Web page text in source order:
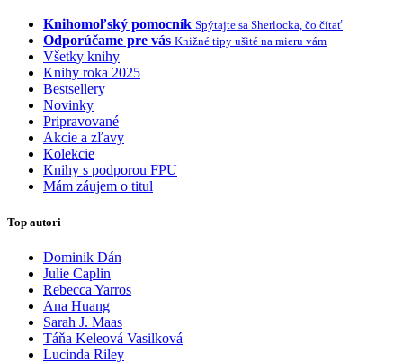
Knihomoľský pomocník Spýtajte sa Sherlocka, čo čítať
Odporúčame pre vás Knižné tipy ušité na mieru vám
Všetky knihy
Knihy roka 2025
Bestsellery
Novinky
Pripravované
Akcie a zľavy
Kolekcie
Knihy s podporou FPU
Mám záujem o titul
Top autori
Dominik Dán
Julie Caplin
Rebecca Yarros
Ana Huang
Sarah J. Maas
Táňa Keleová Vasilková
Lucinda Riley